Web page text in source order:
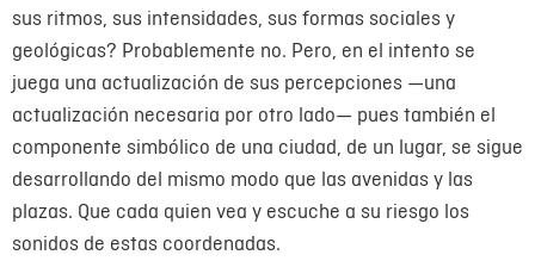
sus ritmos, sus intensidades, sus formas sociales y
geológicas? Probablemente no. Pero, en el intento se
juega una actualización de sus percepciones —una
actualización necesaria por otro lado— pues también el
componente simbólico de una ciudad, de un lugar, se sigue
desarrollando del mismo modo que las avenidas y las
plazas. Que cada quien vea y escuche a su riesgo los
sonidos de estas coordenadas.